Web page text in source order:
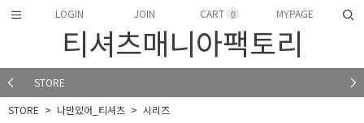
LOGIN JOIN CART 0 MYPAGE
티셔츠매니아팩토리
STORE
STORE
나만있어_티셔츠 시리즈